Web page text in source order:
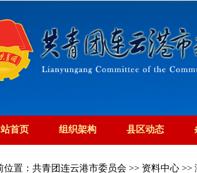
站首页 组织架构 县区动态
置： 共青团连云港市委员会 >> 资料中心 >>